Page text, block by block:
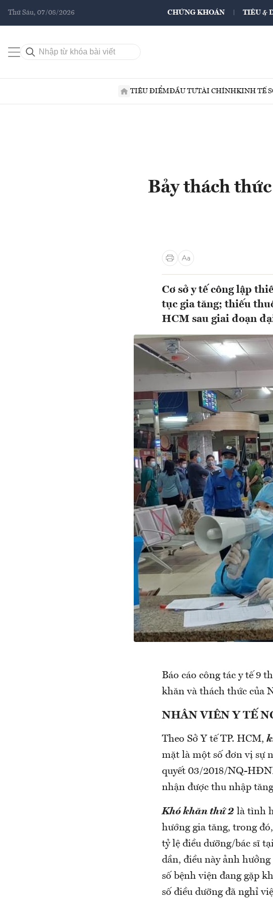
Thứ Sáu, 07/08/2026 CHỨNG KHOÁN TIÊU &
TIÊU ĐIỂMĐẦU TƯTÀI CHÍNHKINH TẾ
Bảy thách
Cơ sở y tế công lập
tục gia tăng; thiếu
HCM sau giai đoạn
Báo cáo công tác y tế 9
khăn và thách thức của
NHÂN VIÊN Y TẾ
Theo Sở Y tế TP. HCM,
mặt là một số đơn vị sự
quyết 03/2018/NQ-
nhận được thu nhập
Khó khăn thứ 2 là tình
hướng gia tăng, trong
tỷ lệ điều dưỡng/bác sĩ
dần, điều này ảnh
số bệnh viện đang gặp
số điều dưỡng đã nghỉ